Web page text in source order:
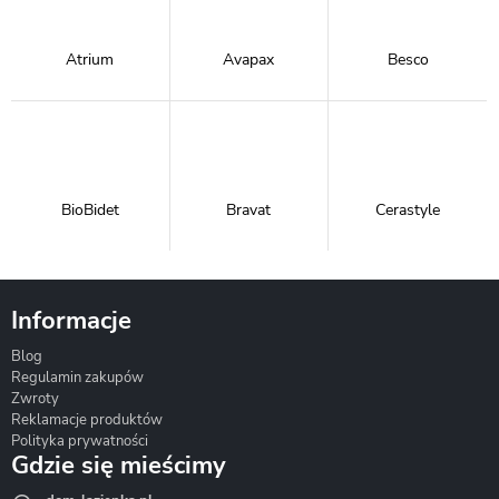
Atrium Avapax Besco
BioBidet Bravat Cerastyle
Informacje
Blog
Regulamin zakupów
Zwroty
Reklamacje produktów
Polityka prywatności
Gdzie się mieścimy